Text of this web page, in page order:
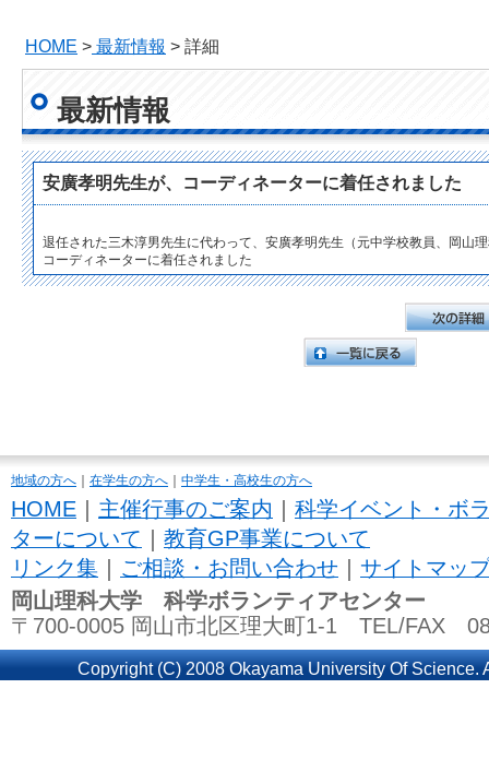
HOME > 最新情報 > 詳細
最新情報
安廣孝明先生が、コーディネーターに着任されました
退任された三木淳男先生に代わって、安廣孝明先生（元中学校教員、岡山
コーディネーターに着任されました
地域の方へ 在学生の方へ 中学生・高校生の方へ
HOME 主催行事のご案内
科学イベント・ボ
ターについて
教育GP事業について
リンク集
ご相談・お問い合わせ
サイトマッ
岡山理科大学 科学ボランティアセンター
〒700-0005 岡山市北区理大町1-1 TEL/FAX
Copyright (C) 2008 Okayama University Of Science.